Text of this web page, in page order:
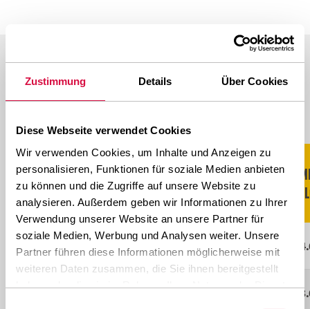
Zustimmung Details Über Cookies
Diese Webseite verwendet Cookies
Wir verwenden Cookies, um Inhalte und Anzeigen zu
personalisieren, Funktionen für soziale Medien anbieten
zu können und die Zugriffe auf unsere Website zu
analysieren. Außerdem geben wir Informationen zu Ihrer
Verwendung unserer Website an unsere Partner für
soziale Medien, Werbung und Analysen weiter. Unsere
Partner führen diese Informationen möglicherweise mit
weiteren Daten zusammen, die Sie ihnen bereitgestellt
haben oder die sie im Rahmen Ihrer Nutzung der Dienste
IN DIESEN GRÖSSEN VERFÜGBAR
GRÖSSE
TRA
CODE
XX STERNE
KATEGORIE
LI/SS
17.5R25 L-5S ** 182A2
18.00R25 L-5S ** 204A2